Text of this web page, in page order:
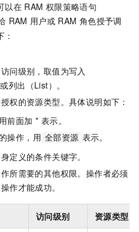
以在 RAM 权限策略语句
RAM 用户或 RAM 角色授予调
问级别，取值为写入
列出（List）。
权的资源类型。具体说明如下：
前面加 * 表示。
操作，用 全部资源 表示。
定义的条件关键字。
所需要的其他权限。操作者必须
作才能成功。
访问级别 资源类型